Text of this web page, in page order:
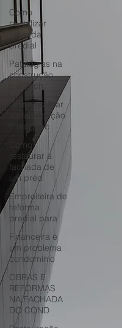
Como
revitalizar
fachada
predial
Patologias na
construção
civil fach
Como realizar
a manutenção
emergenc
Como
restaurar a
fachada de
um préd
Empreiteira de
reforma
predial para
Financeira é
um problema
condomínio
OBRAS E
REFORMAS
NA FACHADA
DO COND